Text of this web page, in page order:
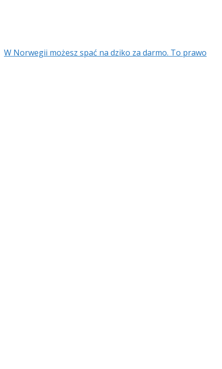
W Norwegii możesz spać na dziko za darmo. To prawo